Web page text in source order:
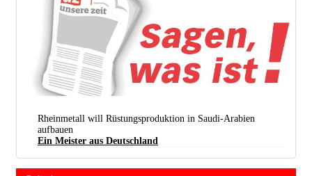
Rheinmetall will Rüstungsproduktion in Saudi-Arabien
aufbauen
Ein Meister aus Deutschland